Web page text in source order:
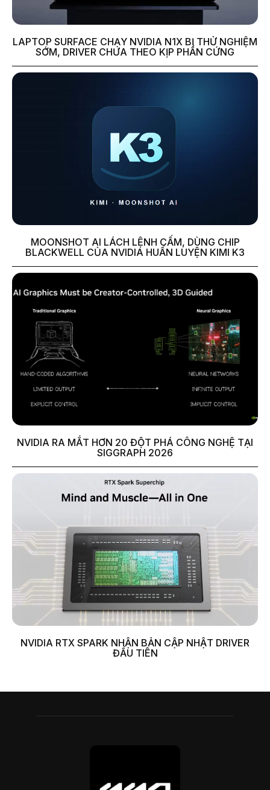
LAPTOP SURFACE CHẠY NVIDIA N1X BỊ THỬ NGHIỆM
SỚM, DRIVER CHƯA THEO KỊP PHẦN CỨNG
MOONSHOT AI LÁCH LỆNH CẤM, DÙNG CHIP
BLACKWELL CỦA NVIDIA HUẤN LUYỆN KIMI K3
NVIDIA RA MẮT HƠN 20 ĐỘT PHÁ CÔNG NGHỆ TẠI
SIGGRAPH 2026
NVIDIA RTX SPARK NHẬN BẢN CẬP NHẬT DRIVER
ĐẦU TIÊN